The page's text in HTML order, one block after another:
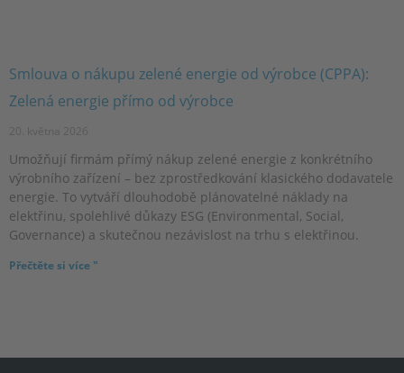
Smlouva o nákupu zelené energie od výrobce (CPPA):
Zelená energie přímo od výrobce
20. května 2026
Umožňují firmám přímý nákup zelené energie z konkrétního
výrobního zařízení – bez zprostředkování klasického dodavatele
energie. To vytváří dlouhodobě plánovatelné náklady na
elektřinu, spolehlivé důkazy ESG (Environmental, Social,
Governance) a skutečnou nezávislost na trhu s elektřinou.
Přečtěte si více "